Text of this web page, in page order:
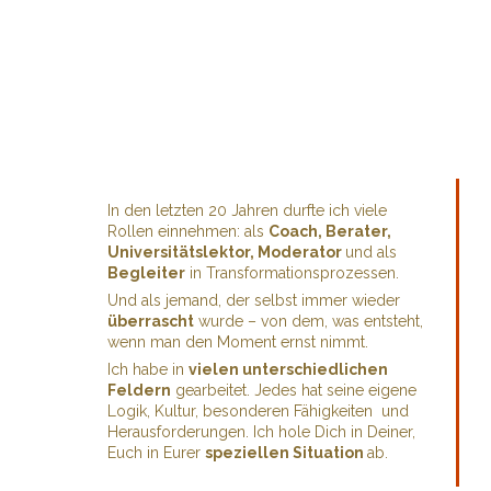
In den letzten 20 Jahren durfte ich viele
Rollen einnehmen: als Coach, Berater,
Universitätslektor, Moderator und als
Begleiterin Transformationsprozessen.
Und als jemand, der selbst immer wieder
überrascht wurde – von dem, was entsteht,
wenn man den Moment ernst nimmt.
Ich habe invielen unterschiedlichen
Feldern gearbeitet. Jedes hat seine eigene
Logik, Kultur, besonderen Fähigkeiten und
Herausforderungen. Ich hole Dich in Deiner,
Euch in Eurerspeziellen Situationab.